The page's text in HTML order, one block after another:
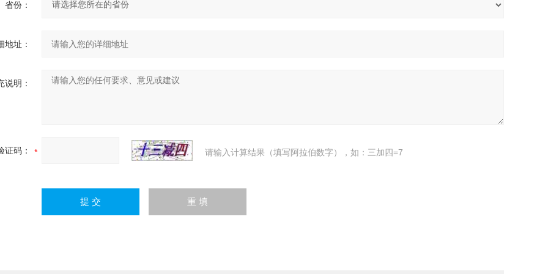
省份：
地址：
说明：
证码： 请输入计算结果（填写阿拉伯数字），如：三加四=7